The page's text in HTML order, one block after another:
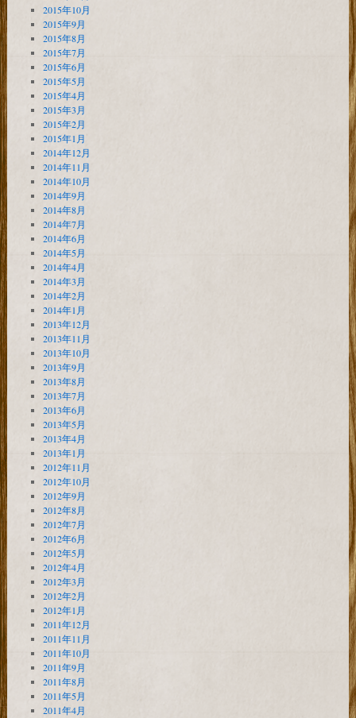
2015年10月
2015年9月
2015年8月
2015年7月
2015年6月
2015年5月
2015年4月
2015年3月
2015年2月
2015年1月
2014年12月
2014年11月
2014年10月
2014年9月
2014年8月
2014年7月
2014年6月
2014年5月
2014年4月
2014年3月
2014年2月
2014年1月
2013年12月
2013年11月
2013年10月
2013年9月
2013年8月
2013年7月
2013年6月
2013年5月
2013年4月
2013年1月
2012年11月
2012年10月
2012年9月
2012年8月
2012年7月
2012年6月
2012年5月
2012年4月
2012年3月
2012年2月
2012年1月
2011年12月
2011年11月
2011年10月
2011年9月
2011年8月
2011年5月
2011年4月